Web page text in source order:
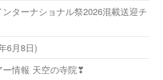
ターナショナル祭2026混載送迎チ
6月8日)
ー情報 天空の寺院❣